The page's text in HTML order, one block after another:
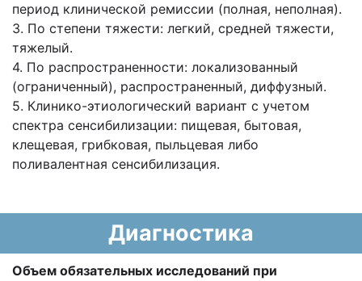
период клинической ремиссии (полная, неполная).
3. По степени тяжести: легкий, средней тяжести,
тяжелый.
4. По распространенности: локализованный
(ограниченный), распространенный, диффузный.
5. Клинико-этиологический вариант с учетом
спектра сенсибилизации: пищевая, бытовая,
клещевая, грибковая, пыльцевая либо
поливалентная сенсибилизация.
Диагностика
Объем обязательных исследований при